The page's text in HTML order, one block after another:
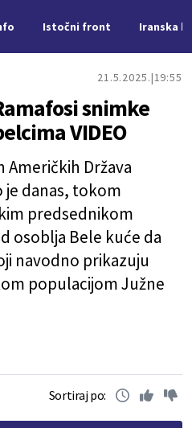
Istočni front Iranska
21.5.2025. 19:55
snimke
VIDEO
Američkih Država
je danas, tokom
predsednikom
osoblja Bele kuće da
navodno prikazuju
populacijom Južne
Sortiraj po: